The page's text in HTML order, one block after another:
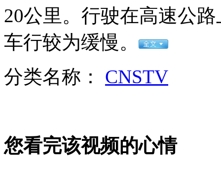
记者直击：各地高速免费首日
无痛分娩是否安全 医生回应
20公里。行驶在高速公
车行较为缓慢。
分类名称： CNSTV
您看完该视频的心情